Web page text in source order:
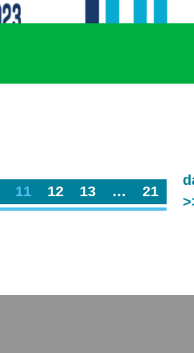
11 12 13 … 21